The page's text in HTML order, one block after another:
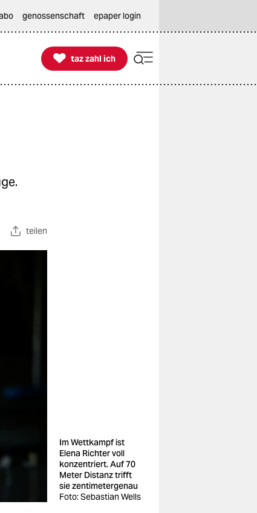
genossenschaft epaper login

taz zahl ich
taz zahl ich
teilen
Im Wettkampf ist
Elena Richter voll
konzentriert. Auf 70
Meter Distanz trifft
sie zentimetergenau
Foto: Sebastian Wells